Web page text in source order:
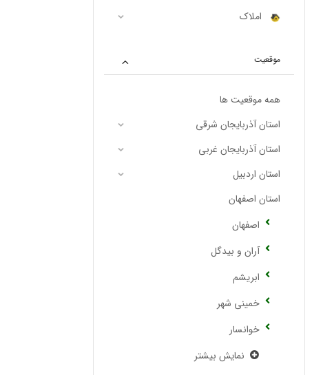
املاک
موقعیت
همه موقعیت ها
استان آذربایجان شرقی
استان آذربایجان غربی
استان اردبیل
استان اصفهان
اصفهان
آران و بیدگل
ابریشم
خمینی شهر
خوانسار
نمایش بیشتر